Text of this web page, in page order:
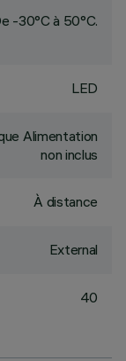
-30°C à 50°C.
LED
Alimentation
non inclus
À distance
External
40